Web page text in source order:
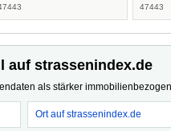
47443
auf strassenindex.de
als stärker
Ort auf strassenindex.de